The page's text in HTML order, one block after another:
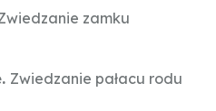
zamku
Zwiedzanie pałacu rodu